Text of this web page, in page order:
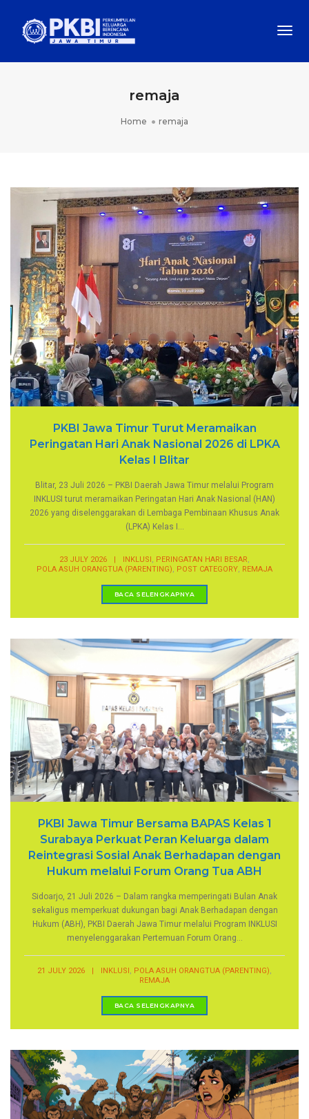
remaja
Home remaja
PKBI Jawa Timur Turut Meramaikan
Peringatan Hari Anak Nasional 2026 di LPKA
Kelas I Blitar
Blitar, 23 Juli 2026 – PKBI Daerah Jawa Timur melalui Program
INKLUSI turut meramaikan Peringatan Hari Anak Nasional (HAN)
2026 yang diselenggarakan di Lembaga Pembinaan Khusus Anak
(LPKA) Kelas I...
23 JULY 2026 INKLUSI , PERINGATAN HARI BESAR,
POLA ASUH ORANGTUA (PARENTING), POST CATEGORY, REMAJA
BACA SELENGKAPNYA
PKBI Jawa Timur Bersama BAPAS Kelas 1
Surabaya Perkuat Peran Keluarga dalam
Reintegrasi Sosial Anak Berhadapan dengan
Hukum melalui Forum Orang Tua ABH
Sidoarjo, 21 Juli 2026 – Dalam rangka memperingati Bulan Anak
sekaligus memperkuat dukungan bagi Anak Berhadapan dengan
Hukum (ABH), PKBI Daerah Jawa Timur melalui Program INKLUSI
menyelenggarakan Pertemuan Forum Orang...
21 JULY 2026 | INKLUSI POLA ASUH ORANGTUA (PARENTING)
REMAJA
BACA SELENGKAPNYA